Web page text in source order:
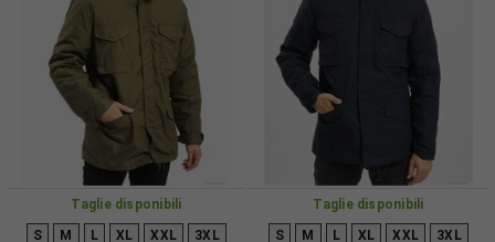
Taglie disponibili
S M L XL XXL 3XL
Taglie disponibili
S M L XL XXL 3XL